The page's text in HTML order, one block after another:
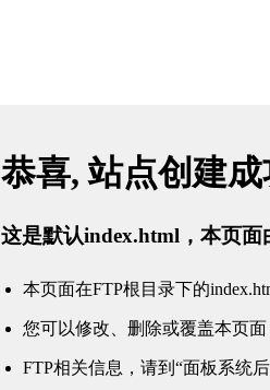
恭喜, 站点创建
这是默认index.html，本页面
本页面在FTP根目录下的
您可以修改、删除或覆盖本页面
FTP相关信息，请到“面板系统